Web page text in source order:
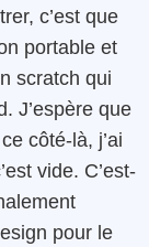
c’est que
portable et
scratch qui
J’espère que
côté-là, j’ai
vide. C’est-
pour le